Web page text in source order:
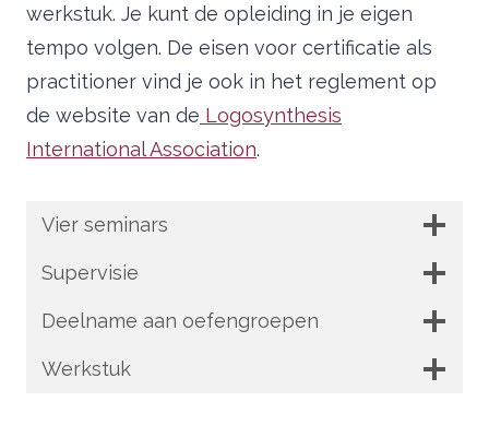
werkstuk. Je kunt de opleiding in je eigen
tempo volgen. De eisen voor certificatie als
practitioner vind je ook in het reglement op
de website van de Logosynthesis
International Association.
Vier seminars
Supervisie
Deelname aan oefengroepen
Werkstuk